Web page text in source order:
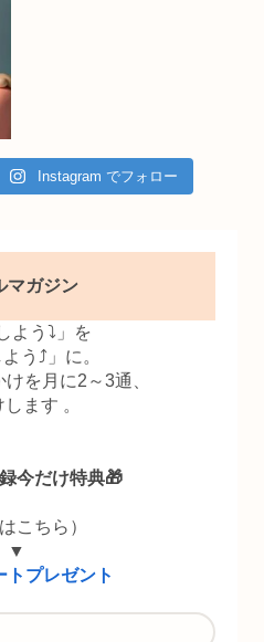
Instagram でフォロー
マガジン
よう⤵」を
よう⤴」に。
を月に2～3通、
ます 。
今だけ特典🎁
こちら）
▼
トプレゼント